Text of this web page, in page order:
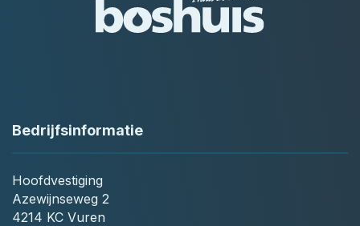
Bedrijfsinformatie
Hoofdvestiging
Azewijnseweg 2
4214 KC Vuren